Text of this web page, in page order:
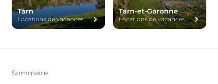
Tarn
Locations de vacances
Tarn-et-Garonne
Locations de vacances
Sommaire